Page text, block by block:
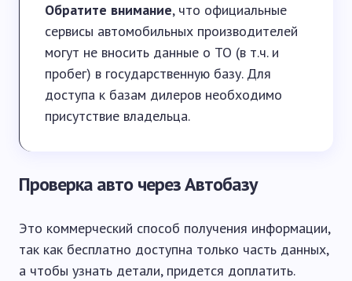
Обратите внимание, что официальные
сервисы автомобильных производителей
могут не вносить данные о ТО (в т.ч. и
пробег) в государственную базу. Для
доступа к базам дилеров необходимо
присутствие владельца.
Проверка авто через Автобазу
Это коммерческий способ получения информации,
так как бесплатно доступна только часть данных,
а чтобы узнать детали, придется доплатить.